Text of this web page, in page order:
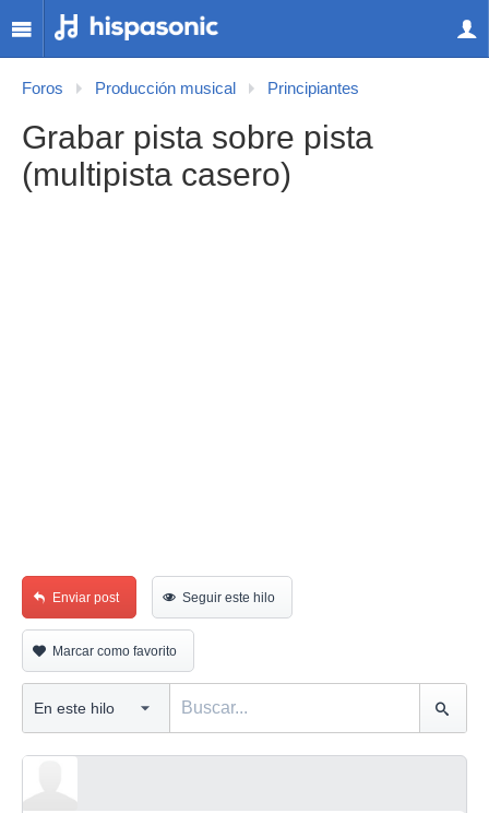
Foros Producción musical Principiantes
Grabar pista sobre pista
(multipista casero)
Enviar post Seguir este hilo
Marcar como favorito